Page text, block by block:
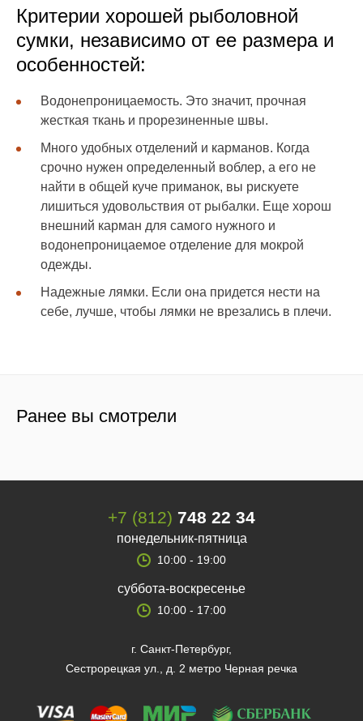
Критерии хорошей рыболовной
сумки, независимо от ее размера и
особенностей:
Водонепроницаемость. Это значит, прочная
жесткая ткань и прорезиненные швы.
Много удобных отделений и карманов. Когда
срочно нужен определенный воблер, а его не
найти в общей куче приманок, вы рискуете
лишиться удовольствия от рыбалки. Еще хорош
внешний карман для самого нужного и
водонепроницаемое отделение для мокрой
одежды.
Надежные лямки. Если она придется нести на
себе, лучше, чтобы лямки не врезались в плечи.
Ранее вы смотрели
+7 (812) 748 22 34
понедельник-пятница
10:00 - 19:00
суббота-воскресенье
10:00 - 17:00
г. Санкт-Петербург,
Сестрорецкая ул., д. 2 метро Черная речка